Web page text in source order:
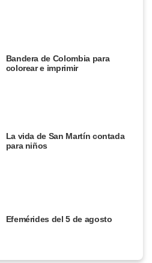
Bandera de Colombia para
colorear e imprimir
La vida de San Martín contada
para niños
Efemérides del 5 de agosto